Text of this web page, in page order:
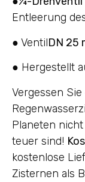
Entleerung
● VentilDN 25
● Hergestellt
Vergessen
Planeten
teuer sind!
kostenlose
Zisternen als